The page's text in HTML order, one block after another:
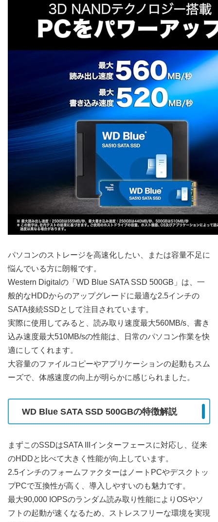
パソコンのストレージを高速化したい、または容量不足に
悩んでいる方に朗報です。
Western Digitalの「WD Blue SATA SSD 500GB」は、一
般的なHDDからのアップグレードに最適な2.5インチの
SATA接続SSDとして注目されています。
実際に使用してみると、読み取り速度最大560MB/s、書き
込み速度最大510MB/sの性能は、日常のパソコン作業を快
適にしてくれます。
大容量のファイルコピーやアプリケーションの起動もスム
ーズで、体感速度の向上が明らかに感じられました。
WD Blue SATA SSD 500GBの特徴解説
まずこのSSDはSATA IIIインターフェースに対応し、従来
のHDDと比べて大きく性能が向上しています。
2.5インチのフォームファクターはノートPCやデスクトッ
プPCで互換性が高く、導入しやすいのも魅力です。
最大90,000 IOPSのランダム読み取り性能によりOSやソ
フトの起動が速くなるため、ストレスフリーな環境を実現